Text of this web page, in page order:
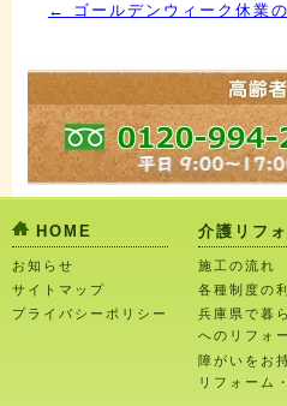
← ゴールデンウィーク休業
HOME
お知らせ
サイトマップ
プライバシーポリシー
介護リフ
施工の流れ
各種制度の
兵庫県で暮
へのリフォ
障がいをお
リフォーム